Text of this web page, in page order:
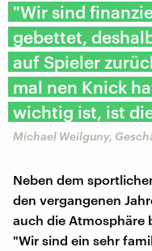
"Wir sind
gebettet,
auf Spieler
mal nen Knick
wichtig ist, ist
Michael Weilguny,
Neben dem
den vergangenen
auch die Atmosphäre
"Wir sind ein sehr